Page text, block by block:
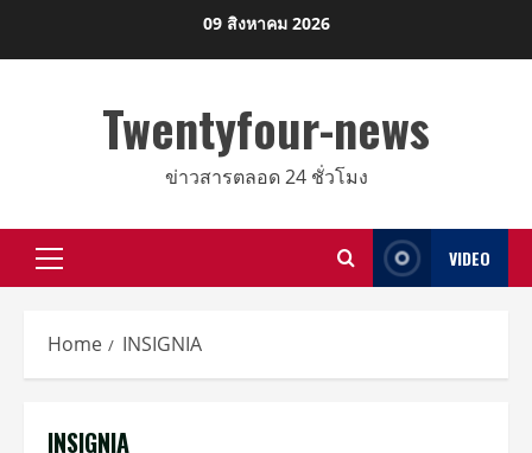
09 สิงหาคม 2026
Twentyfour-news
ข่าวสารตลอด 24 ชั่วโมง
Primary
VIDEO
Home INSIGNIA
INSIGNIA